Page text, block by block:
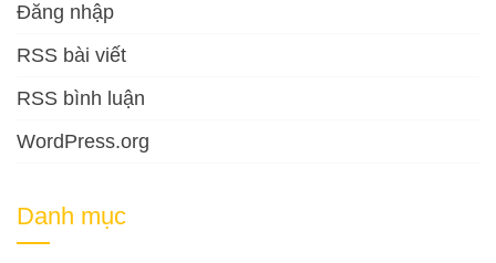
Đăng nhập
RSS bài viết
RSS bình luận
WordPress.org
Danh mục